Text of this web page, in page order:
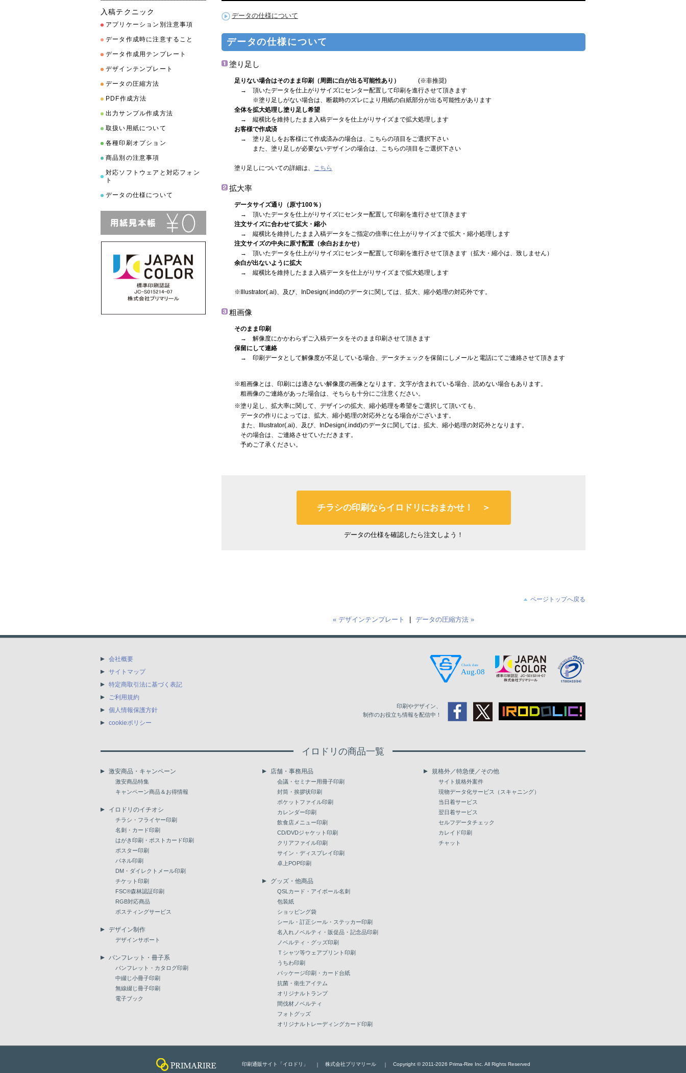
データの仕様について
データの仕様について
塗り足し
足りない場合はそのまま印刷（周囲に白が出る可能性あり）
(※非推奨)
→ 頂いたデータを仕上がりサイズにセンター配置して印刷を進行させて頂きます
※塗り足しがない場合は、断裁時のズレにより用紙の白紙部分が出る可能性があります
全体を拡大処理し塗り足し希望
→ 縦横比を維持したまま入稿データを仕上がりサイズまで拡大処理します
お客様で作成済
→ 塗り足しをお客様にて作成済みの場合は、こちらの項目をご選択下さい
また、塗り足しが必要ないデザインの場合は、こちらの項目をご選択下さい
塗り足しについての詳細は、 こちら
拡大率
データサイズ通り（原寸100％）
→ 頂いたデータを仕上がりサイズにセンター配置して印刷を進行させて頂きます
注文サイズに合わせて拡大・縮小
→ 縦横比を維持したまま入稿データをご指定の倍率に仕上がりサイズまで拡大・縮小処理します
注文サイズの中央に原寸配置（余白おまかせ）
→ 頂いたデータを仕上がりサイズにセンター配置して印刷を進行させて頂きます（拡大・縮小は、致しません）
余白が出ないように拡大
→ 縦横比を維持したまま入稿データを仕上がりサイズまで拡大処理します
※Illustrator(.ai)、及び、InDesign(.indd)のデータに関しては、拡大、縮小処理の対応外です。
粗画像
そのまま印刷
→ 解像度にかかわらずご入稿データをそのまま印刷させて頂きます
保留にして連絡
→ 印刷データとして解像度が不足している場合、データチェックを保留にしメールと電話にてご連絡させて頂きます
※粗画像とは、印刷には適さない解像度の画像となります。文字が含まれている場合、読めない場合もあります。
粗画像のご連絡があった場合は、そちらも十分にご注意ください。
※塗り足し、拡大率に関して、デザインの拡大、縮小処理を希望をご選択して頂いても、
データの作りによっては、拡大、縮小処理の対応外となる場合がございます。
また、Illustrator(.ai)、及び、InDesign(.indd)のデータに関しては、拡大、縮小処理の対応外となります。
その場合は、ご連絡させていただきます。
予めご了承ください。
チラシの印刷ならイロドリにおまかせ！ ＞
データの仕様を確認したら注文しよう！
ページトップへ戻る
« デザインテンプレート データの圧縮方法 »
入稿テクニック
アプリケーション別注意事項
データ作成時に注意すること
データ作成用テンプレート
デザインテンプレート
データの圧縮方法
PDF作成方法
出力サンプル作成方法
取扱い用紙について
各種印刷オプション
商品別の注意事項
対応ソフトウェアと対応フォン
ト
データの仕様について
会社概要
サイトマップ
特定商取引法に基づく表記
ご利用規約
個人情報保護方針
cookieポリシー
印刷やデザイン、
制作のお役立ち情報を配信中！
イロドリの商品一覧
激安商品・キャンペーン
激安商品特集
キャンペーン商品＆お得情報
イロドリのイチオシ
チラシ・フライヤー印刷
名刺・カード印刷
はがき印刷・ポストカード印刷
ポスター印刷
パネル印刷
DM・ダイレクトメール印刷
チケット印刷
FSC®森林認証印刷
RGB対応商品
ポスティングサービス
デザイン制作
デザインサポート
パンフレット・冊子系
パンフレット・カタログ印刷
中綴じ小冊子印刷
無線綴じ冊子印刷
電子ブック
店舗・事務用品
会議・セミナー用冊子印刷
封筒・挨拶状印刷
ポケットファイル印刷
カレンダー印刷
飲食店メニュー印刷
CD/DVDジャケット印刷
クリアファイル印刷
サイン・ディスプレイ印刷
卓上POP印刷
グッズ・他商品
QSLカード・アイボール名刺
包装紙
ショッピング袋
シール・訂正シール・ステッカー印刷
名入れノベルティ・販促品・記念品印刷
ノベルティ・グッズ印刷
Ｔシャツ等ウェアプリント印刷
うちわ印刷
パッケージ印刷・カード台紙
抗菌・衛生アイテム
オリジナルトランプ
間伐材ノベルティ
フォトグッズ
オリジナルトレーディングカード印刷
規格外／特急便／その他
サイト規格外案件
現物データ化サービス（スキャニング）
当日着サービス
翌日着サービス
セルフデータチェック
カレイド印刷
チャット
印刷通販サイト「イロドリ」 株式会社プリマリール Copyright © 2011-2026 Prima-Rire Inc. All Rights Reserved